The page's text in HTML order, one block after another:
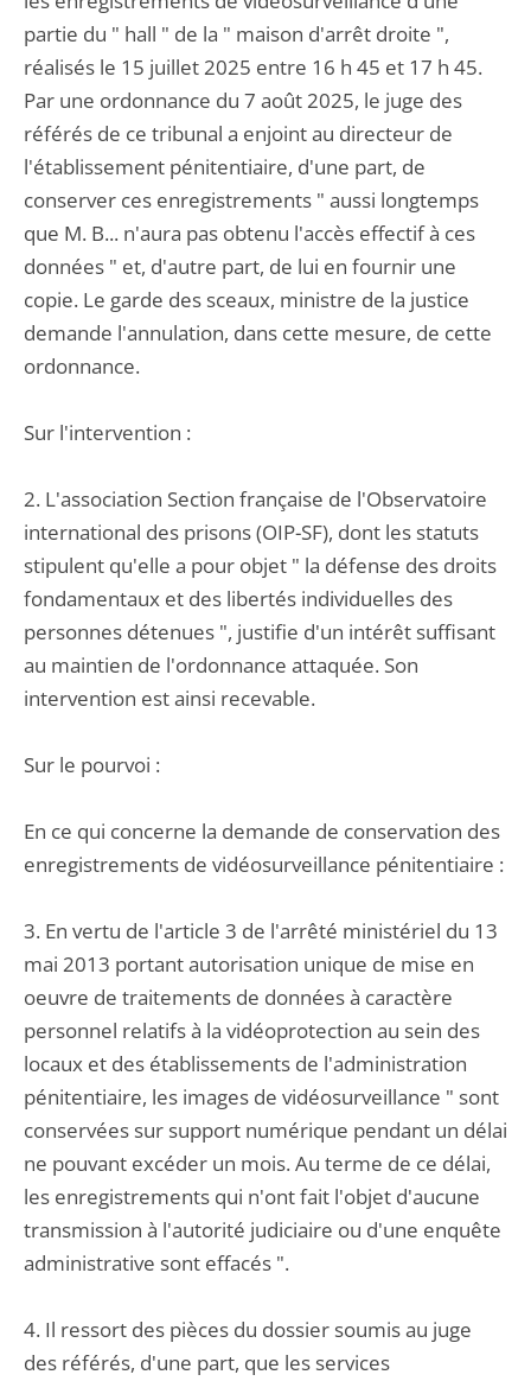
partie du " hall " de la " maison d'arrêt droite ",
réalisés le 15 juillet 2025 entre 16 h 45 et 17 h 45.
Par une ordonnance du 7 août 2025, le juge des
référés de ce tribunal a enjoint au directeur de
l'établissement pénitentiaire, d'une part, de
conserver ces enregistrements " aussi longtemps
que M. B... n'aura pas obtenu l'accès effectif à ces
données " et, d'autre part, de lui en fournir une
copie. Le garde des sceaux, ministre de la justice
demande l'annulation, dans cette mesure, de cette
ordonnance.
Sur l'intervention :
2. L'association Section française de l'Observatoire
international des prisons (OIP-SF), dont les statuts
stipulent qu'elle a pour objet " la défense des droits
fondamentaux et des libertés individuelles des
personnes détenues ", justifie d'un intérêt suffisant
au maintien de l'ordonnance attaquée. Son
intervention est ainsi recevable.
Sur le pourvoi :
En ce qui concerne la demande de conservation des
enregistrements de vidéosurveillance pénitentiaire :
3. En vertu de l'article 3 de l'arrêté ministériel du 13
mai 2013 portant autorisation unique de mise en
oeuvre de traitements de données à caractère
personnel relatifs à la vidéoprotection au sein des
locaux et des établissements de l'administration
pénitentiaire, les images de vidéosurveillance " sont
conservées sur support numérique pendant un délai
ne pouvant excéder un mois. Au terme de ce délai,
les enregistrements qui n'ont fait l'objet d'aucune
transmission à l'autorité judiciaire ou d'une enquête
administrative sont effacés ".
4. Il ressort des pièces du dossier soumis au juge
des référés, d'une part, que les services